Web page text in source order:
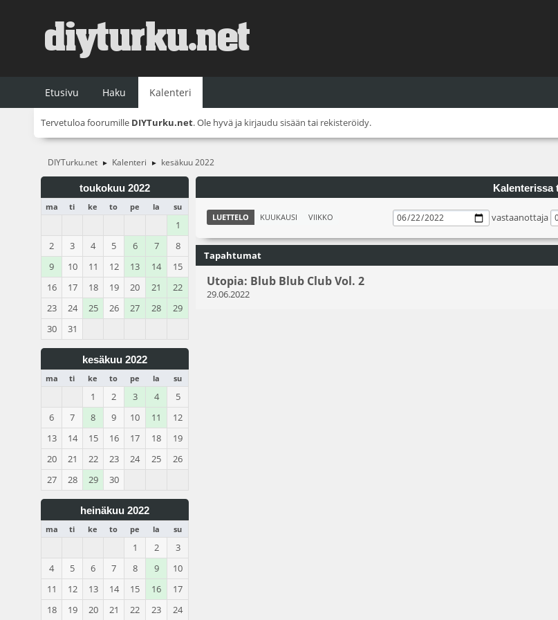
Etusivu Haku Kalenteri
Tervetuloa foorumille DIYTurku.net. Ole hyvä ja kirjaudu sisään tai rekisteröidy.
DIYTurku.net ► Kalenteri ► kesäkuu 2022
toukokuu 2022
ma ti ke to pe la su
1
2
3 4 5 6 7
8
9
10 11 12 13 14
15
16
17 18 19 20 21
22
23
24 25 26 27 28
29
30
31
kesäkuu 2022
ma ti ke to pe la su
1 2 3 4
5
6
7 8 9 10 11
12
13
14 15 16 17 18
19
20
21 22 23 24 25
26
27
28 29 30
heinäkuu 2022
ma ti ke to pe la su
1 2
3
4
5 6 7 8 9
10
11
12 13 14 15 16
17
18
19 20 21 22 23 24
Kalenterissa
LUETTELO KUUKAUSI VIIKKO vastaanottaja
Tapahtumat
Utopia: Blub Blub Club Vol. 2
29.06.2022